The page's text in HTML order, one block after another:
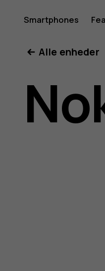
til
Smartphones
Alle enheder